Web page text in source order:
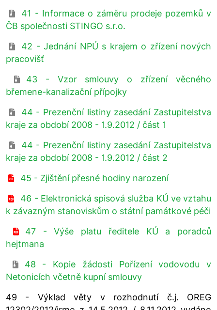
41 - Informace o záměru prodeje pozemků v
ČB společnosti STINGO s.r.o.
42 - Jednání NPÚ s krajem o zřízení nových
pracovišť
43 - Vzor smlouvy o zřízení věcného
břemene-kanalizační přípojky
44 - Prezenční listiny zasedání Zastupitelstva
kraje za období 2008 - 1.9.2012 / část 1
44 - Prezenční listiny zasedání Zastupitelstva
kraje za období 2008 - 1.9.2012 / část 2
45 - Zjištění přesné hodiny narození
46 - Elektronická spisová služba KÚ ve vztahu
k závazným stanoviskům o státní památkové péči
47 - Výše platu ředitele KÚ a poradců
hejtmana
48 - Kopie žádosti Pořízení vodovodu v
Netonicích včetně kupní smlouvy
49 - Výklad věty v rozhodnutí č.j. OREG